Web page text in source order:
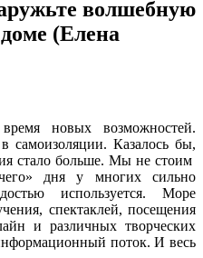
волшебную
(Елена
новых возможностей.
Казалось бы,
стало больше. Мы не стоим
дня у многих сильно
используется. Море
спектаклей, посещения
и различных творческих
поток. И весь